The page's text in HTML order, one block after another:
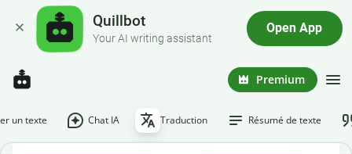
Quillbot
Your AI writing assistant
Open App
Premium
un texte Chat IA Traduction Résumé de texte